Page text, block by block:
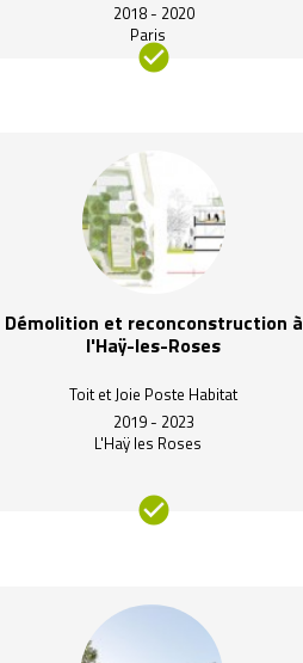
2018 - 2020
Paris
Démolition et reconconstruction à
l'Haÿ-les-Roses
Toit et Joie Poste Habitat
2019 - 2023
L'Haÿ les Roses